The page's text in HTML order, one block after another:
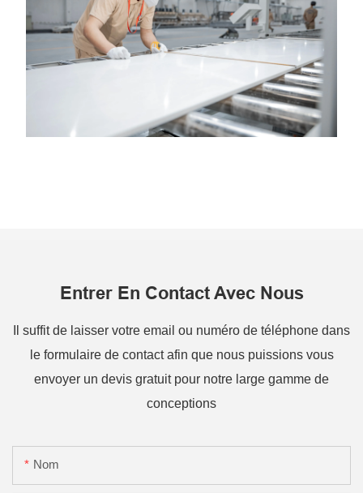
Entrer En Contact Avec Nous
Il suffit de laisser votre email ou numéro de téléphone dans
le formulaire de contact afin que nous puissions vous
envoyer un devis gratuit pour notre large gamme de
conceptions
Nom